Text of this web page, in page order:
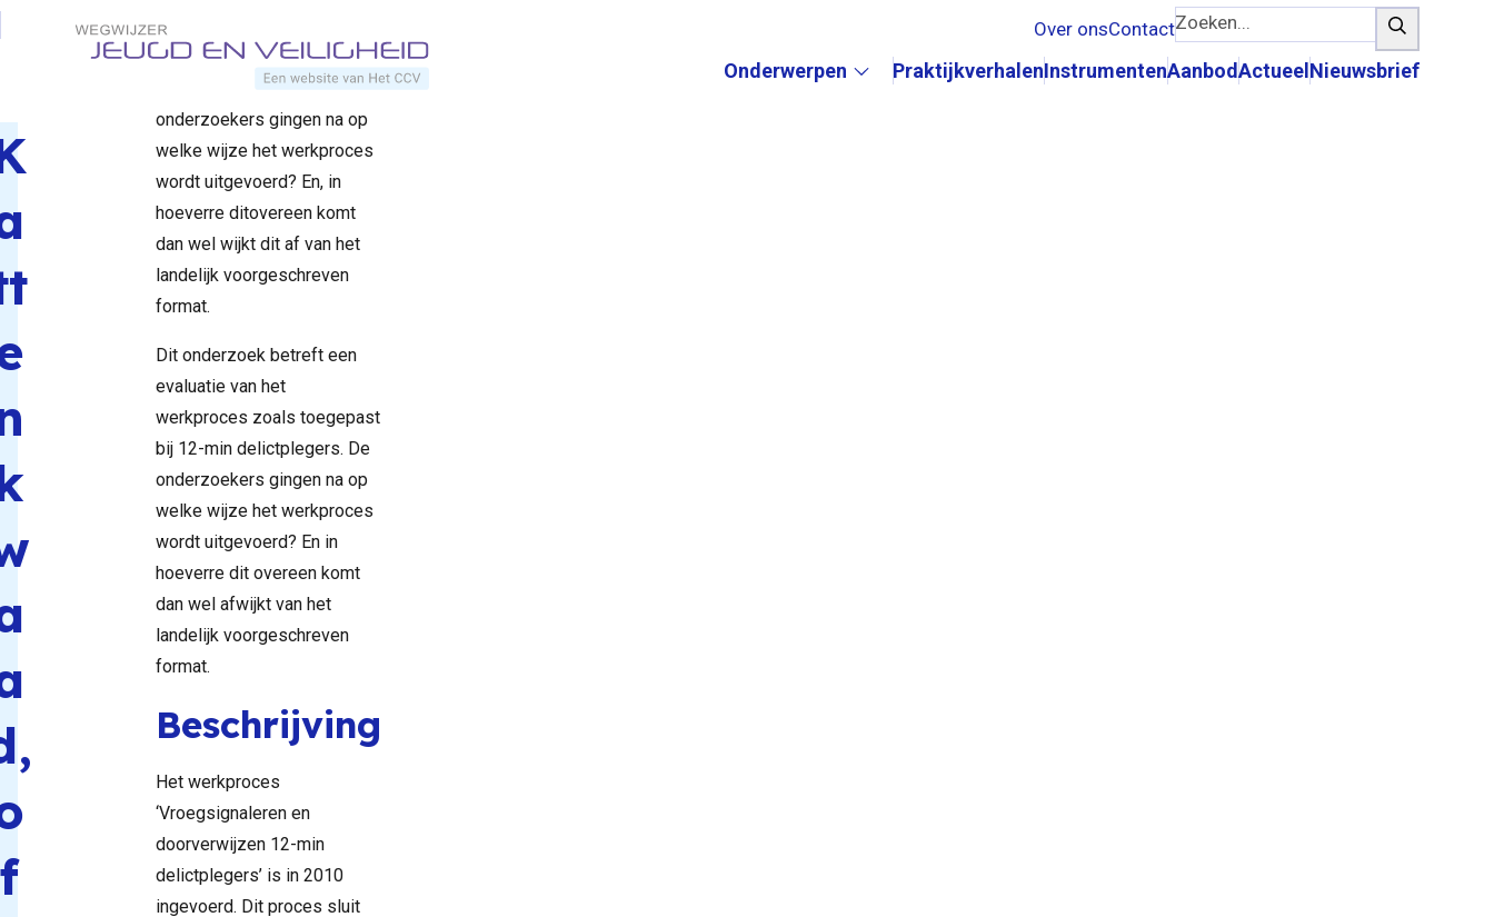
Direct naar content
Terug naar de startpagina Onderwerpen PraktijkverhalenInstrumentenAanbodActueel Nieuwsbrief
Over onsContactZoeken... Zoeken
f
Home Documenten
in het
verschiet?
evaluatie van het
werkproces zoals toegepast
bij 12-min delictplegers. De
onderzoekers gingen na op
welke wijze het werkproces
wordt uitgevoerd? En, in
hoeverre ditovereen komt
dan wel wijkt dit af van het
landelijk voorgeschreven
format.
Dit onderzoek betreft een
evaluatie van het
werkproces zoals toegepast
bij 12-min delictplegers. De
onderzoekers gingen na op
welke wijze het werkproces
wordt uitgevoerd? En in
hoeverre dit overeen komt
dan wel afwijkt van het
landelijk voorgeschreven
format.
Beschrijving
Het werkproces
‘Vroegsignaleren en
doorverwijzen 12-min
delictplegers’ is in 2010
ingevoerd. Dit proces sluit